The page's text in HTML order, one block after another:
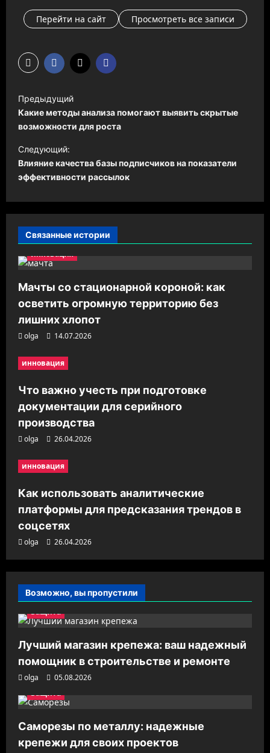
Перейти на сайт Просмотреть все записи
а
в
и
г
а
ц
я
з
и
с
Предыдущий
Какие методы анализа помогают выявить скрытые
возможности для роста
Следующий:
Влияние качества базы подписчиков на показатели
эффективности рассылок
Связанные истории
инновация
Мачты со стационарной короной: как
осветить огромную территорию без
лишних хлопот
olga 14.07.2026
инновация
Что важно учесть при подготовке
документации для серийного
производства
olga 26.04.2026
инновация
Как использовать аналитические
платформы для предсказания трендов в
соцсетях
olga 26.04.2026
Возможно, вы пропустили
Защита
Лучший магазин крепежа: ваш надежный
помощник в строительстве и ремонте
olga
05.08.2026
Защита
Саморезы по металлу: надежные
крепежи для своих проектов